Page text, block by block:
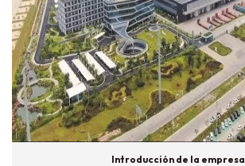
Introducción de la empresa